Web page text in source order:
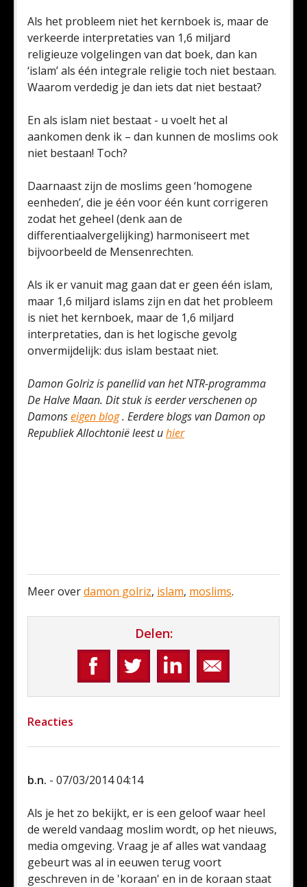
Als het probleem niet het kernboek is, maar de
verkeerde interpretaties van 1,6 miljard
religieuze volgelingen van dat boek, dan kan
‘islam’ als één integrale religie toch niet bestaan.
Waarom verdedig je dan iets dat niet bestaat?
En als islam niet bestaat - u voelt het al
aankomen denk ik – dan kunnen de moslims ook
niet bestaan! Toch?
Daarnaast zijn de moslims geen ‘homogene
eenheden’, die je één voor één kunt corrigeren
zodat het geheel (denk aan de
differentiaalvergelijking) harmoniseert met
bijvoorbeeld de Mensenrechten.
Als ik er vanuit mag gaan dat er geen één islam,
maar 1,6 miljard islams zijn en dat het probleem
is niet het kernboek, maar de 1,6 miljard
interpretaties, dan is het logische gevolg
onvermijdelijk: dus islam bestaat niet.
Damon Golriz is panellid van het NTR-programma
De Halve Maan. Dit stuk is eerder verschenen op
Damonseigen blog. Eerdere blogs van Damon op
Republiek Allochtonië leest uhier
Meer overdamon golriz, islam, moslims.
Delen:
Reacties
b.n. - 07/03/2014 04:14
Als je het zo bekijkt, er is een geloof waar heel
de wereld vandaag moslim wordt, op het nieuws,
media omgeving. Vraag je af alles wat vandaag
gebeurt was al in eeuwen terug voort
geschreven in de 'koraan' en in de koraan staat